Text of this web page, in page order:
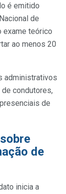
é emitido
de
exame teórico
ao menos 20
administrativos
condutores,
de
de
inicia a